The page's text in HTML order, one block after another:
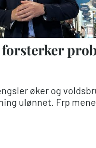
øker og
ulønnet. Frp